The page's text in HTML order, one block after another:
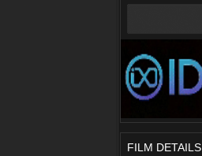
FILM DETAILS